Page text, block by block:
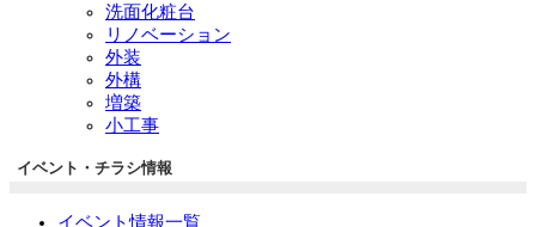
洗面化粧台
リノベーション
外装
外構
増築
小工事
イベント・チラシ情報
イベント情報一覧